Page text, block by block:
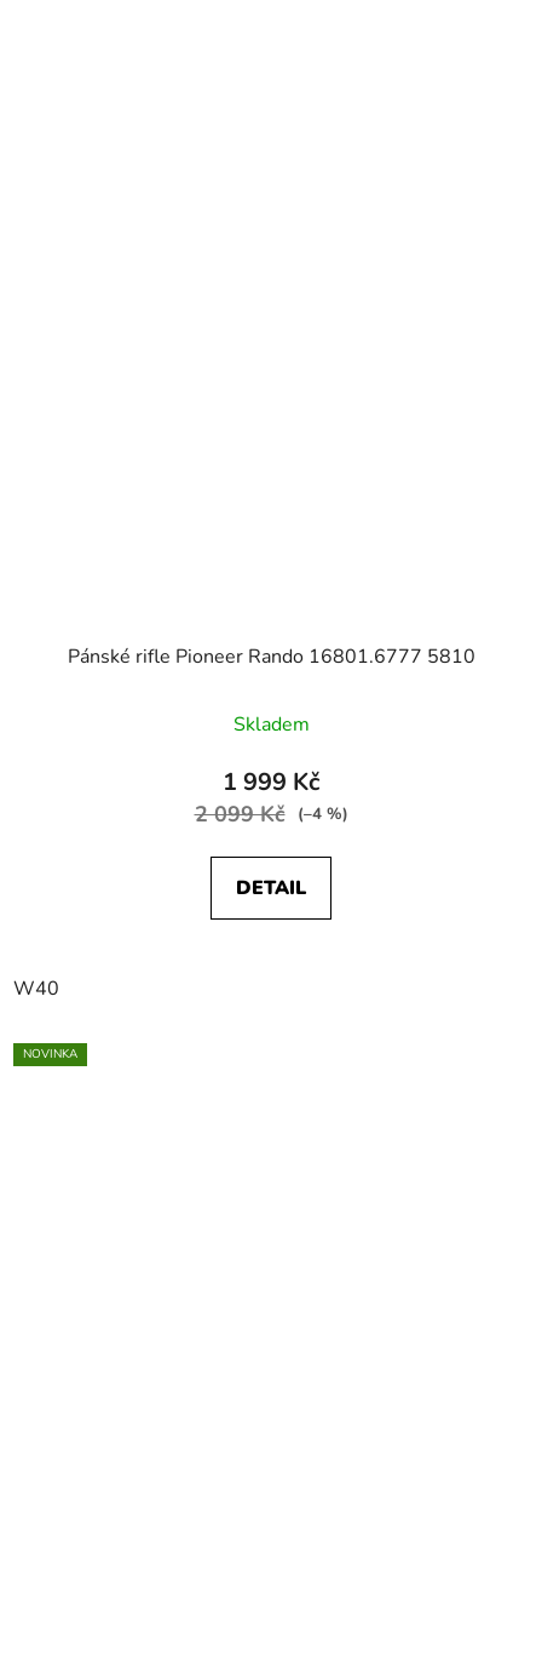
Pánské rifle Pioneer Rando 16801.6777 5810
Skladem
1 999 Kč
2 099 Kč (–4 %)
DETAIL
W40
NOVINKA